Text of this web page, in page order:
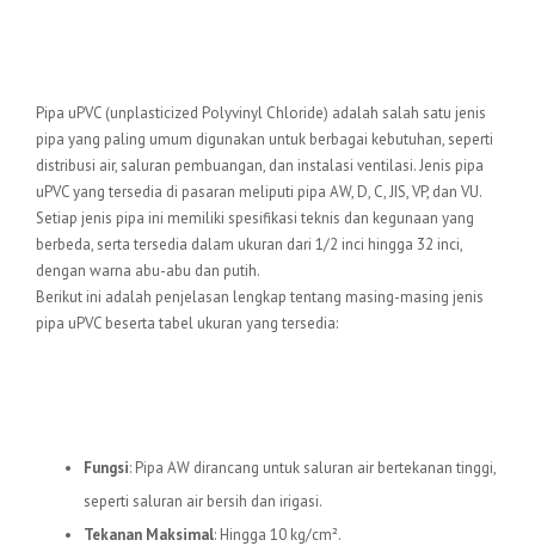
Pipa uPVC (unplasticized Polyvinyl Chloride) adalah salah satu jenis
pipa yang paling umum digunakan untuk berbagai kebutuhan, seperti
distribusi air, saluran pembuangan, dan instalasi ventilasi. Jenis pipa
uPVC yang tersedia di pasaran meliputi pipa AW, D, C, JIS, VP, dan VU.
Setiap jenis pipa ini memiliki spesifikasi teknis dan kegunaan yang
berbeda, serta tersedia dalam ukuran dari 1/2 inci hingga 32 inci,
dengan warna abu-abu dan putih.
Berikut ini adalah penjelasan lengkap tentang masing-masing jenis
pipa uPVC beserta tabel ukuran yang tersedia:
Fungsi: Pipa AW dirancang untuk saluran air bertekanan tinggi,
seperti saluran air bersih dan irigasi.
Tekanan Maksimal: Hingga 10 kg/cm².